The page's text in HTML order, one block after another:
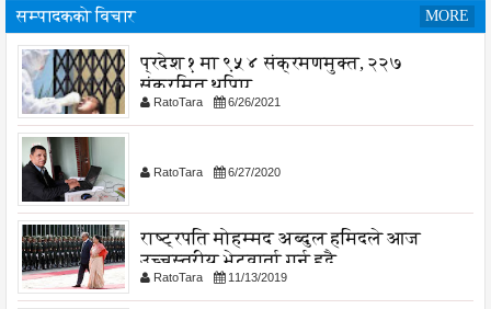
सम्पादकको विचार MORE
प्रदेश १ मा ९५४ संक्रमणमुक्त, २२७
संक्रमित थपिए
RatoTara 6/26/2021
RatoTara 6/27/2020
राष्ट्रपति मोहम्मद अब्दुल हमिदले आज
उच्चस्तरीय भेटवार्ता गर्नु हुदै,
RatoTara 11/13/2019